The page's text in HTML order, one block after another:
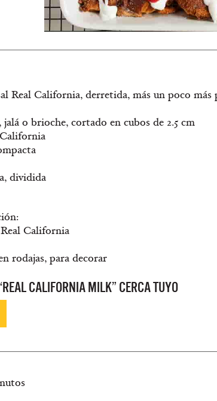
Real California, derretida, más un poco más
jalá o brioche, cortado en cubos de 2.5 cm
dividida
Real California
rodajas, para decorar
CALIFORNIA MILK” CERCA TUYO